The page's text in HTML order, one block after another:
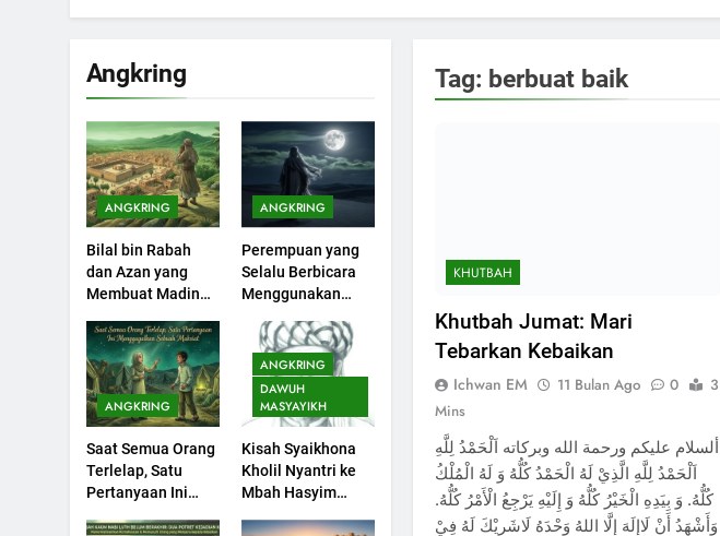
Angkring
ANGKRING
Bilal bin Rabah
dan Azan yang
Membuat Madinah
ANGKRING
Perempuan yang
Selalu Berbicara
Menggunakan
ANGKRING
Saat Semua Orang
Terlelap, Satu
Pertanyaan Ini
ANGKRING
DAWUH
MASYAYIKH
Kisah Syaikhona
Kholil Nyantri ke
Mbah Hasyim
200
Khutbah Idul Fitri di
Rumah
201
Khutbah jumat:
Sejarah Seebagai
Pembangkit Jiwa
202
Khutbah Jumat :
Supaya Amal Bisa
Tag: berbuat baik
KHUTBAH
Khutbah Jumat: Mari
Tebarkan Kebaikan
Ichwan EM 11 Bulan Ago 0
3
Mins
ألسلام عليكم ورحمة الله وبركاته اَلْحَمْدُ لِلَّهِ
اَلْحَمْدُ لِلَّهِ الَّذِيْ لَهُ الْحَمْدُ كُلُّهُ وَ لَهُ الْمُلْكُ
كُلُّهُ. وَ بِيَدِهِ الْخَيْرُ كُلُّهُ وَ إِلَيْهِ يَرْجِعُ الْأَمْرُ كُلُّهُ.
وَأَشْهَدُ أَنْ لَاإِلَهَ إِلَّا اللهُ وَحْدَهُ لَاشَرِيْكَ لَهُ فِيْ